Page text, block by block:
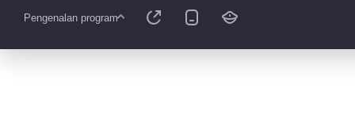
Pengenalan program